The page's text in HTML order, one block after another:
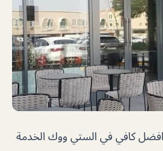
افضل كافي في الستي ووك الخدمة